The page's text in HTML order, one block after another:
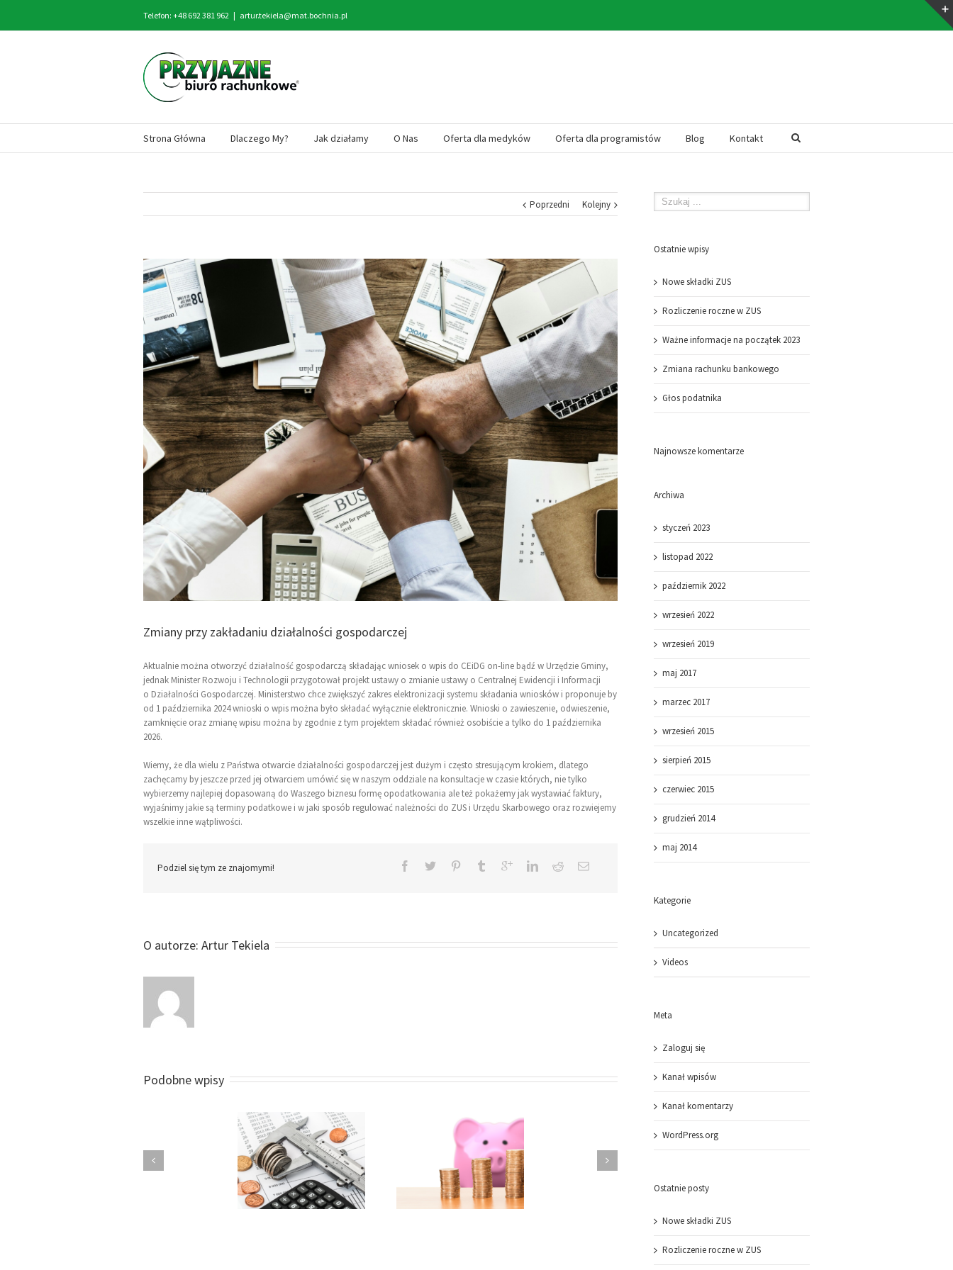
Telefon: +48 692 381 962 | artur.tekiela@mat.bochnia.pl
Strona Główna Dlaczego My? Jak działamy O Nas Oferta dla medyków Oferta dla programistów Blog Kontakt
Poprzedni Kolejny
Zmiany przy zakładaniu działalności gospodarczej
Aktualnie można otworzyć działalność gospodarczą składając wniosek o wpis do CEiDG on-line bądź w Urzędzie Gminy,
jednak Minister Rozwoju i Technologii przygotował projekt ustawy o zmianie ustawy o Centralnej Ewidencji i Informacji
o Działalności Gospodarczej. Ministerstwo chce zwiększyć zakres elektronizacji systemu składania wniosków i proponuje by
od 1 października 2024 wnioski o wpis można było składać wyłącznie elektronicznie. Wnioski o zawieszenie, odwieszenie,
zamknięcie oraz zmianę wpisu można by zgodnie z tym projektem składać również osobiście a tylko do 1 października
2026.
Wiemy, że dla wielu z Państwa otwarcie działalności gospodarczej jest dużym i często stresującym krokiem, dlatego
zachęcamy by jeszcze przed jej otwarciem umówić się w naszym oddziale na konsultacje w czasie których, nie tylko
wybierzemy najlepiej dopasowaną do Waszego biznesu formę opodatkowania ale też pokażemy jak wystawiać faktury,
wyjaśnimy jakie są terminy podatkowe i w jaki sposób regulować należności do ZUS i Urzędu Skarbowego oraz rozwiejemy
wszelkie inne wątpliwości.
Podziel się tym ze znajomymi!
O autorze: Artur Tekiela
Podobne wpisy
Rozliczenie roczne w ZUS
Ważne informacje na
bankowego
Ostatnie wpisy
Nowe składki ZUS
Rozliczenie roczne w ZUS
Ważne informacje na początek 2023
Zmiana rachunku bankowego
Głos podatnika
Najnowsze komentarze
Archiwa
styczeń 2023
listopad 2022
październik 2022
wrzesień 2022
wrzesień 2019
maj 2017
marzec 2017
wrzesień 2015
sierpień 2015
czerwiec 2015
grudzień 2014
maj 2014
Kategorie
Uncategorized
Videos
Meta
Zaloguj się
Kanał wpisów
Kanał komentarzy
WordPress.org
Ostatnie posty
Nowe składki ZUS
Rozliczenie roczne w ZUS